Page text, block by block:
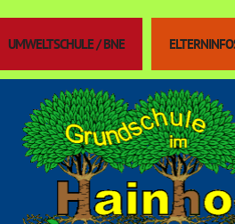
UMWELTSCHULE / BNE